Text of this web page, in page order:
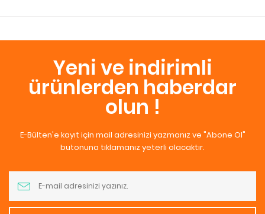
Yeni ve indirimli
ürünlerden haberdar
olun !
E-Bülten'e kayıt için mail adresinizi yazmanız ve "Abone Ol"
butonuna tıklamanız yeterli olacaktır.